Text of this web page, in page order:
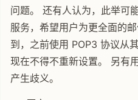
问题。 还有人认为，此举可
服务，希望用户为更全面的
到，之前使用 POP3 协议从
现在不得不重新设置。 另有
产生歧义。